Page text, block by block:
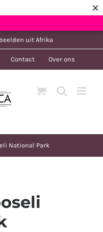
×
uit Afrika
Contact Over ons
National Park